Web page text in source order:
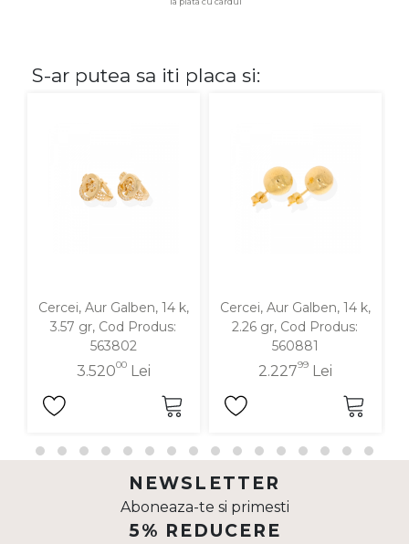
S-ar putea sa iti placa si:
Cercei, Aur Galben, 14 k,
3.57 gr, Cod Produs:
563802
3.52000Lei
Cercei, Aur Galben, 14 k,
2.26 gr, Cod Produs:
560881
2.22799Lei
NEWSLETTER
Aboneaza-te si primesti
5% REDUCERE